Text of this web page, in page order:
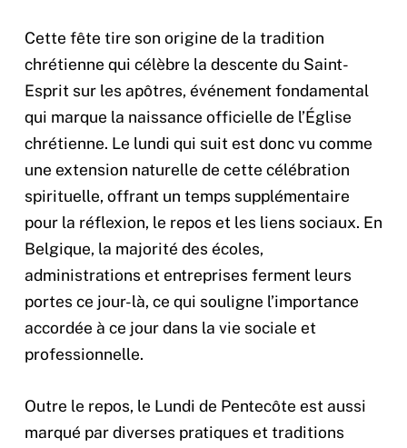
Cette fête tire son origine de la tradition
chrétienne qui célèbre la descente du Saint-
Esprit sur les apôtres, événement fondamental
qui marque la naissance officielle de l’Église
chrétienne. Le lundi qui suit est donc vu comme
une extension naturelle de cette célébration
spirituelle, offrant un temps supplémentaire
pour la réflexion, le repos et les liens sociaux. En
Belgique, la majorité des écoles,
administrations et entreprises ferment leurs
portes ce jour-là, ce qui souligne l’importance
accordée à ce jour dans la vie sociale et
professionnelle.
Outre le repos, le Lundi de Pentecôte est aussi
marqué par diverses pratiques et traditions